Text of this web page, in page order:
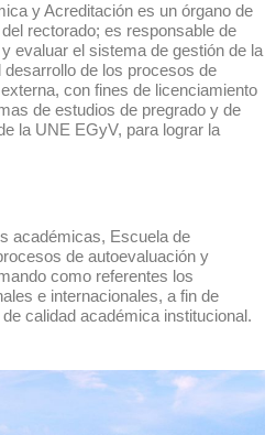
y Acreditación es un órgano de
rectorado; es responsable de
evaluar el sistema de gestión de la
de los procesos de
con fines de licenciamiento
de estudios de pregrado y de
la UNE EGyV, para lograr la
académicas, Escuela de
de autoevaluación y
como referentes los
e internacionales, a fin de
calidad académica institucional.